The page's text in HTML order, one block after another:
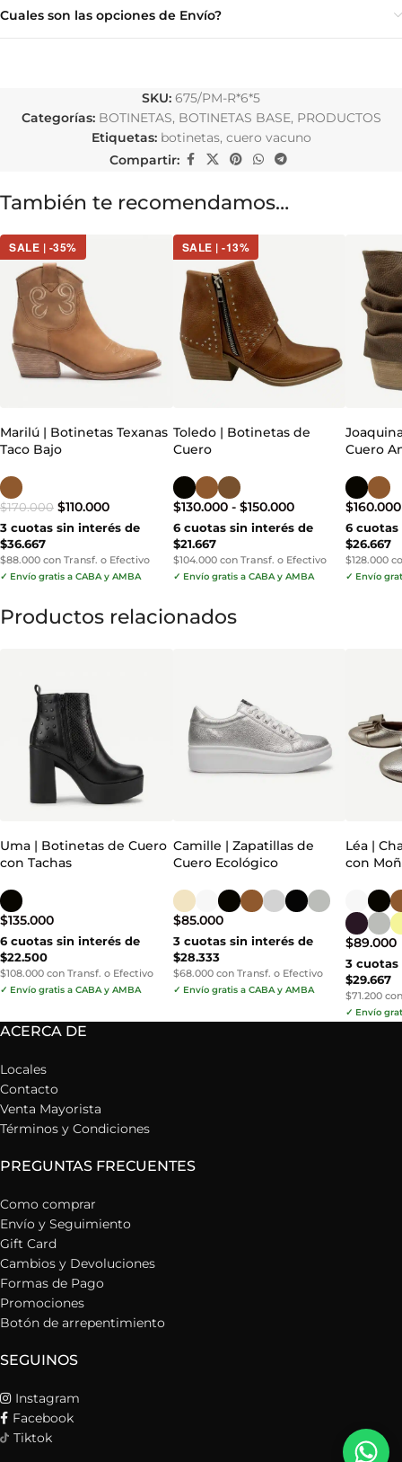
Cuales son las opciones de Envío?
SKU: 675/PM-R*6*5
Categorías: BOTINETAS, BOTINETAS BASE, PRODUCTOS
Etiquetas: botinetas, cuero vacuno
Compartir:
También te recomendamos…
SALE | -35%
Marilú | Botinetas Texanas
Taco Bajo
$170.000 $110.000
3 cuotas sin interés de
$36.667
$88.000 con Transf. o Efectivo
✓ Envío gratis a CABA y AMBA
SALE | -13%
Toledo | Botinetas de
Cuero
$130.000 - $150.000
6 cuotas sin interés de
$21.667
$104.000 con Transf. o Efectivo
✓ Envío gratis a CABA y AMBA
Cuero
$160.000
6 cuotas
$26.667
$128.000
✓ Envío
Productos relacionados
Uma | Botinetas de Cuero
con Tachas
$135.000
6 cuotas sin interés de
$22.500
$108.000 con Transf. o Efectivo
✓ Envío gratis a CABA y AMBA
Camille | Zapatillas de
Cuero Ecológico
$85.000
3 cuotas sin interés de
$28.333
$68.000 con Transf. o Efectivo
✓ Envío gratis a CABA y AMBA
Léa |
con
$89.000
3 cuotas
$29.667
$71.200
✓ Envío
ACERCA DE
Locales
Contacto
Venta Mayorista
Términos y Condiciones
PREGUNTAS FRECUENTES
Como comprar
Envío y Seguimiento
Gift Card
Cambios y Devoluciones
Formas de Pago
Promociones
Botón de arrepentimiento
SEGUINOS
Instagram
Facebook
Tiktok